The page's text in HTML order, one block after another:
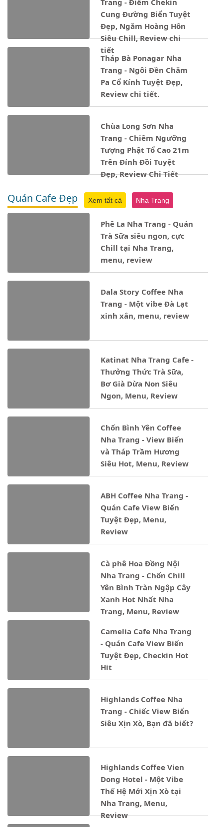
Trang - Điểm Chekin
Cung Đường Biển Tuyệt
Đẹp, Ngắm Hoàng Hôn
Siêu Chill, Review chi
tiết
Tháp Bà Ponagar Nha
Trang - Ngôi Đền Chăm
Pa Cổ Kính Tuyệt Đẹp,
Review chi tiết.
Chùa Long Sơn Nha
Trang - Chiêm Ngưỡng
Tượng Phật Tổ Cao 21m
Trên Đỉnh Đồi Tuyệt
Đẹp, Review Chi Tiết
Quán Cafe Đẹp Xem tất cả Nha Trang
Phê La Nha Trang - Quán
Trà Sữa siêu ngon, cực
Chill tại Nha Trang,
menu, review
Dala Story Coffee Nha
Trang - Một vibe Đà Lạt
xinh xắn, menu, review
Katinat Nha Trang Cafe -
Thưởng Thức Trà Sữa,
Bơ Già Dừa Non Siêu
Ngon, Menu, Review
Chốn Bình Yên Coffee
Nha Trang - View Biển
và Tháp Trầm Hương
Siêu Hot, Menu, Review
ABH Coffee Nha Trang -
Quán Cafe View Biển
Tuyệt Đẹp, Menu,
Review
Cà phê Hoa Đồng Nội
Nha Trang - Chốn Chill
Yên Bình Tràn Ngập Cây
Xanh Hot Nhất Nha
Trang, Menu, Review
Camelia Cafe Nha Trang
- Quán Cafe View Biển
Tuyệt Đẹp, Checkin Hot
Hit
Highlands Coffee Nha
Trang - Chiếc View Biển
Siêu Xịn Xò, Bạn đã biết?
Highlands Coffee Vien
Dong Hotel - Một Vibe
Thế Hệ Mới Xịn Xò tại
Nha Trang, Menu,
Review